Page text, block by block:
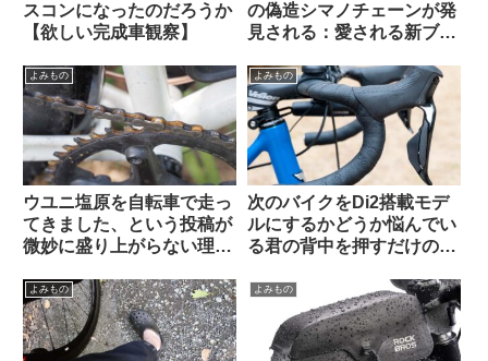
スコンになったのだろうか
【欲しい完成車観察】
の偽造シマノチェーンが発
見される：愛される新ブラ
よみもの
ウユニ塩原を自転車で走っ
てきました、という投稿が
微妙に盛り上がらない理由
よみもの
次のバイクをDi2搭載モデ
ルにするかどうか悩んでい
る君の背中を押すだけのコ
よみもの よみもの